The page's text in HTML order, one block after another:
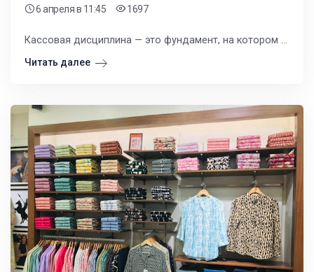
6 апреляв 11:45 1697
Кассовая дисциплина — это фундамент, на котором строится финансовый учёт в розничном магазине. Её правила, хотя и кажутся на первый взгляд обременительными, создают необходимый порядок и защищают ваш бизнес от внутренних и внешних рисков.
Читать далее